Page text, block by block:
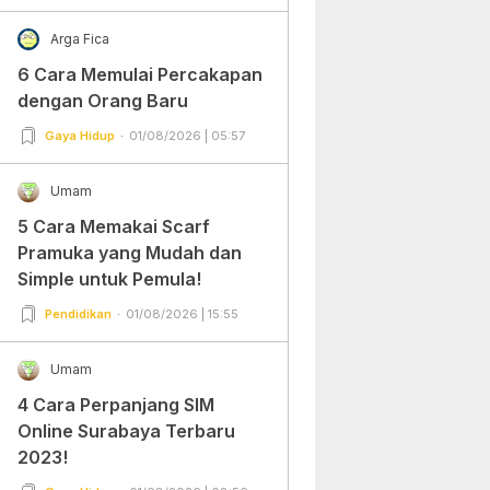
Arga Fica
6 Cara Memulai Percakapan
dengan Orang Baru
Gaya Hidup 01/08/2026 | 05:57
Umam
5 Cara Memakai Scarf
Pramuka yang Mudah dan
Simple untuk Pemula!
Pendidikan 01/08/2026 | 15:55
Umam
4 Cara Perpanjang SIM
Online Surabaya Terbaru
2023!